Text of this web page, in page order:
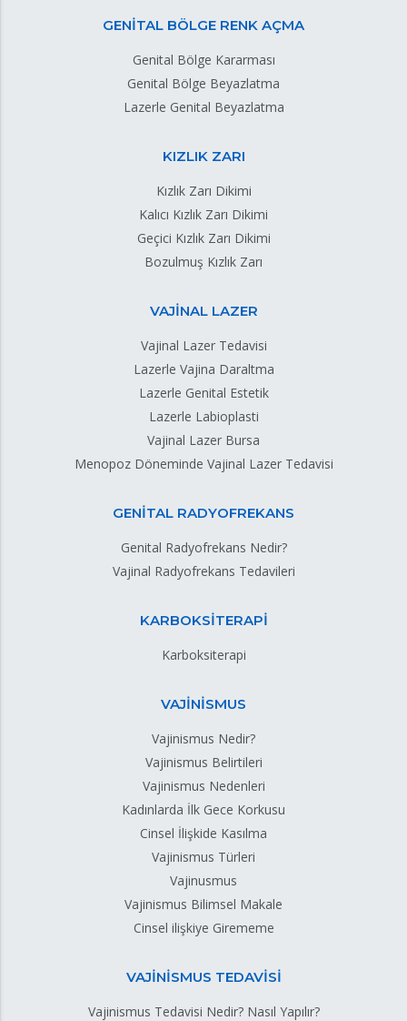
GENİTAL BÖLGE RENK AÇMA
Genital Bölge Kararması
Genital Bölge Beyazlatma
Lazerle Genital Beyazlatma
KIZLIK ZARI
Kızlık Zarı Dikimi
Kalıcı Kızlık Zarı Dikimi
Geçici Kızlık Zarı Dikimi
Bozulmuş Kızlık Zarı
VAJİNAL LAZER
Vajinal Lazer Tedavisi
Lazerle Vajina Daraltma
Lazerle Genital Estetik
Lazerle Labioplasti
Vajinal Lazer Bursa
Menopoz Döneminde Vajinal Lazer Tedavisi
GENİTAL RADYOFREKANS
Genital Radyofrekans Nedir?
Vajinal Radyofrekans Tedavileri
KARBOKSİTERAPİ
Karboksiterapi
VAJİNİSMUS
Vajinismus Nedir?
Vajinismus Belirtileri
Vajinismus Nedenleri
Kadınlarda İlk Gece Korkusu
Cinsel İlişkide Kasılma
Vajinismus Türleri
Vajinusmus
Vajinismus Bilimsel Makale
Cinsel ilişkiye Girememe
VAJİNİSMUS TEDAVİSİ
Vajinismus Tedavisi Nedir? Nasıl Yapılır?